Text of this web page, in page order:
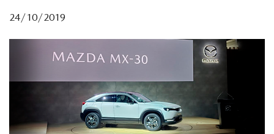
24/10/2019